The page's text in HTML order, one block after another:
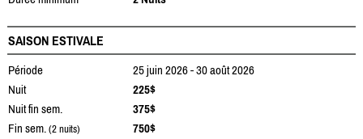
SAISON ESTIVALE
Période
25 juin 2026 - 30 août 2026
Nuit
225$
Nuit fin sem.
375$
Fin sem. (2 nuits)
750$